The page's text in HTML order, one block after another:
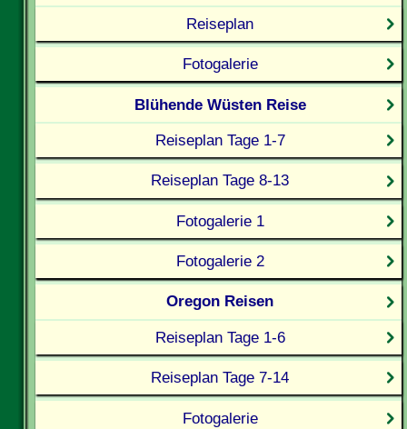
Reiseplan
Fotogalerie
Blühende Wüsten Reise
Reiseplan Tage 1-7
Reiseplan Tage 8-13
Fotogalerie 1
Fotogalerie 2
Oregon Reisen
Reiseplan Tage 1-6
Reiseplan Tage 7-14
Fotogalerie